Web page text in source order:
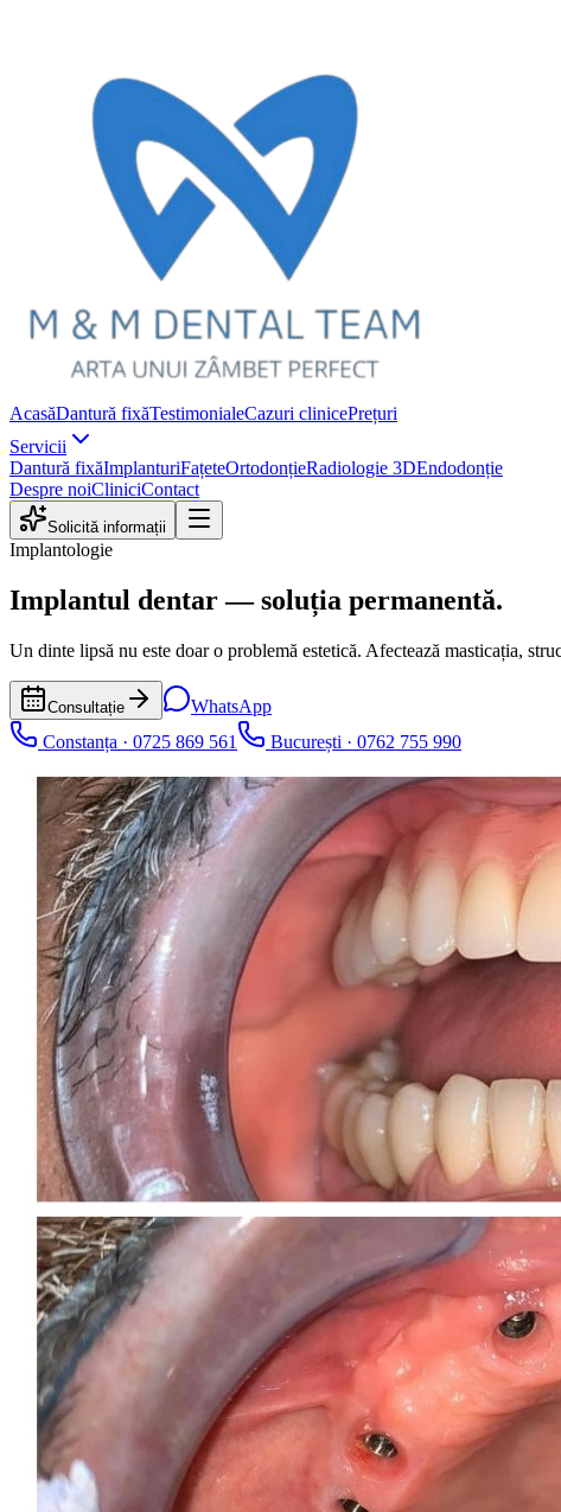
AcasăDantură fixăTestimonialeCazuri clinicePrețuri
Servicii
Dantură fixăImplanturiFațeteOrtodonțieRadiologie 3DEndodonție
Despre noiCliniciContact
Solicită informații
Implantologie
Implantul dentar — soluția permanentă.
Un dinte lipsă nu este doar o problemă estetică. Afectează masticația,
Consultație
WhatsApp
Constanța · 0725 869 561
București · 0762 755 990